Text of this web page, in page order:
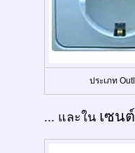
ประเภท
... และใน เซน